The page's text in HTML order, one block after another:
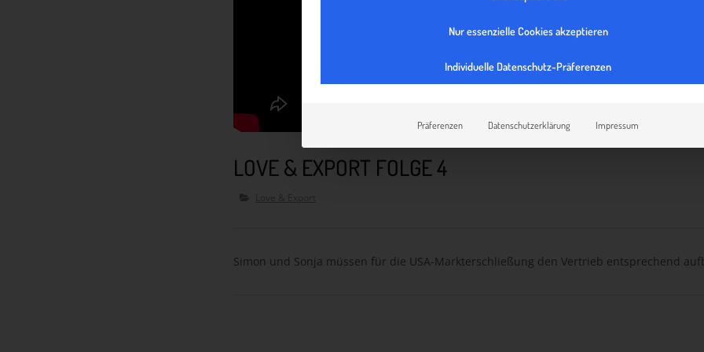
LOVE & EXPORT FOLGE 4
Simon und Sonja müssen für die USA-Markterschließung den Vertrieb entsprechend
Nur essenzielle Cookies akzeptieren
Individuelle Datenschutz-Präferenzen
Präferenzen Datenschutzerklärung Impressum